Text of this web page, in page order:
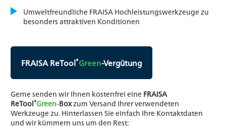
Umweltfreundliche FRAISA Hochleistungswerkzeuge zu
besonders attraktiven Konditionen
FRAISA ReTool®Green-Vergütung
Gerne senden wir Ihnen kostenfrei eine FRAISA
ReTool®Green-Boxzum Versand Ihrer verwendeten
Werkzeuge zu. Hinterlassen Sie einfach Ihre Kontaktdaten
und wir kümmern uns um den Rest: